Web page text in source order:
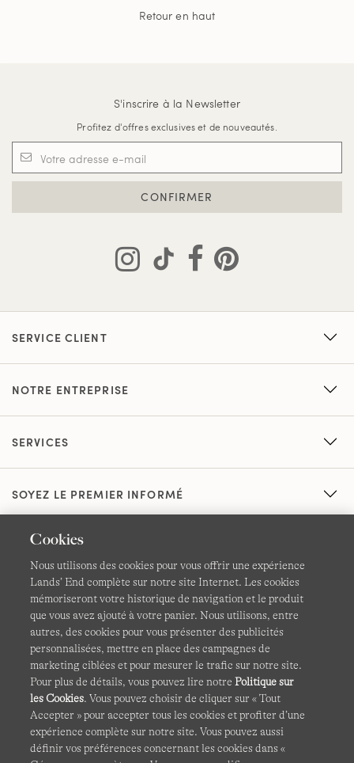
Retour en haut
S'inscrire à la Newsletter
Profitez d'offres exclusives et de nouveautés.
CONFIRMER
SERVICE CLIENT
NOTRE ENTREPRISE
SERVICES
SOYEZ LE PREMIER INFORMÉ
CGV Confidentialité et sécurité
Cookies -Gérer mes paramètres Carte du site
Lands' End à l'international
Ce site Internet est protégé par reCAPTCHA.La politique de
Cookies
Nous utilisons des cookies pour vous offrir une expérience
Lands’ End complète sur notre site Internet. Les cookies
mémoriseront votre historique de navigation et le produit
que vous avez ajouté à votre panier. Nous utilisons, entre
autres, des cookies pour vous présenter des publicités
personnalisées, mettre en place des campagnes de
marketing ciblées et pour mesurer le trafic sur notre site.
Pour plus de détails, vous pouvez lire notrePolitique sur
les Cookies. Vous pouvez choisir de cliquer sur « Tout
Accepter » pour accepter tous les cookies et profiter d’une
expérience complète sur notre site. Vous pouvez aussi
définir vos préférences concernant les cookies dans «